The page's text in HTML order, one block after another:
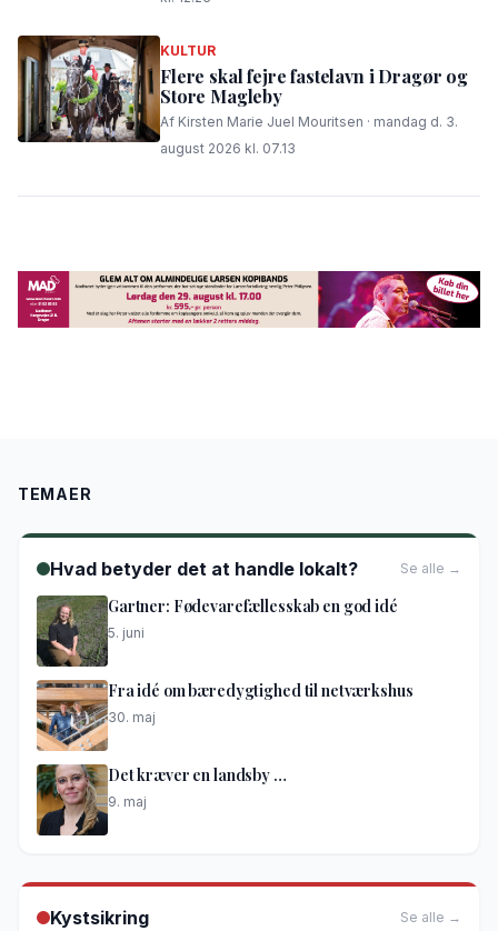
KULTUR
Flere skal fejre fastelavn i Dragør og
Store Magleby
Af Kirsten Marie Juel Mouritsen · mandag d. 3.
august 2026 kl. 07.13
TEMAER
Hvad betyder det at handle lokalt? Se alle →
Gartner: Fødevarefællesskab en god idé
5. juni
Fra idé om bæredygtighed til netværkshus
30. maj
Det kræver en landsby …
9. maj
Kystsikring Se alle →